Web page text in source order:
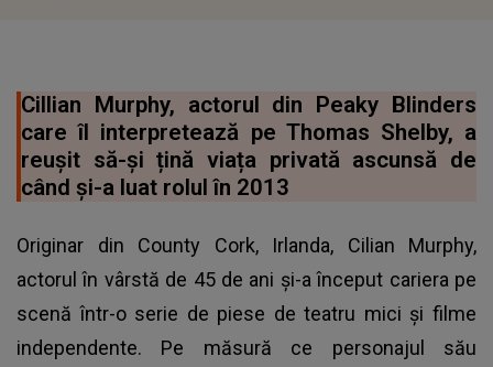
Cillian Murphy, actorul din Peaky Blinders
care îl interpretează pe Thomas Shelby, a
reușit să-și țină viața privată ascunsă de
când și-a luat rolul în 2013
Originar din County Cork, Irlanda, Cilian Murphy,
actorul în vârstă de 45 de ani și-a început cariera pe
scenă într-o serie de piese de teatru mici și filme
independente. Pe măsură ce personajul său